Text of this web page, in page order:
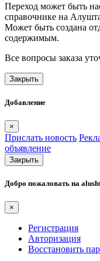
Переход может быть
справочнике на
Может быть создана
содержимым.
Все вопросы заказа
Закрыть
Добавление
×
Прислать новость
объявление
Закрыть
Добро пожаловать на
×
Регистрация
Авторизация
Восстановить